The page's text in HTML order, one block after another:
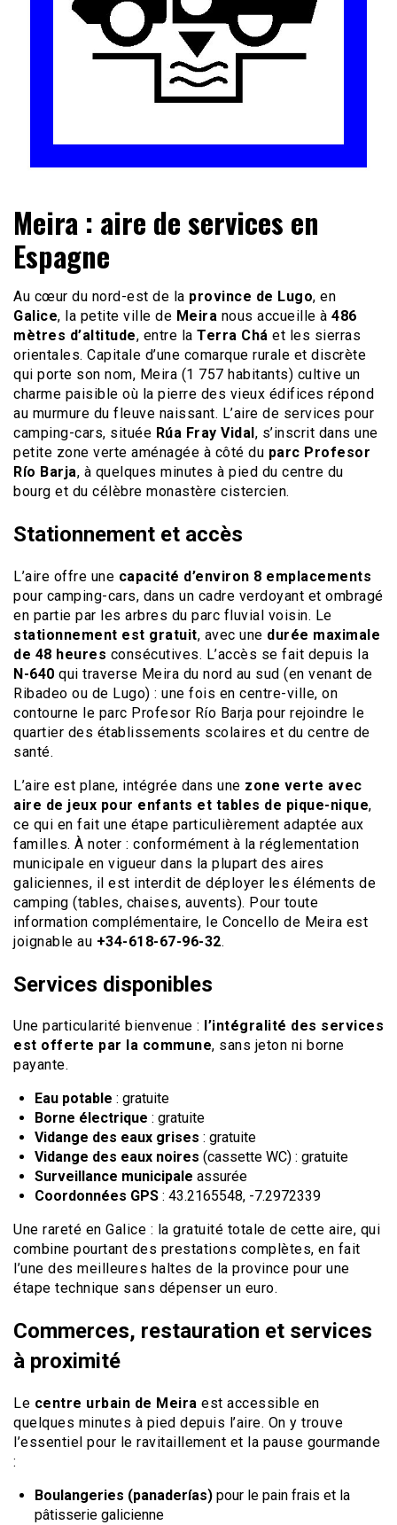
Camping-car Travel
Meira : aire de services en
Espagne
Au cœur du nord-est de la province de Lugo, en
Galice, la petite ville de Meira nous accueille à 486
mètres d’altitude, entre la Terra Chá et les sierras
orientales. Capitale d’une comarque rurale et discrète
qui porte son nom, Meira (1 757 habitants) cultive un
charme paisible où la pierre des vieux édifices répond
au murmure du fleuve naissant. L’aire de services pour
camping-cars, située Rúa Fray Vidal, s’inscrit dans une
petite zone verte aménagée à côté du parc Profesor
Río Barja, à quelques minutes à pied du centre du
bourg et du célèbre monastère cistercien.
Stationnement et accès
L’aire offre une capacité d’environ 8 emplacements
pour camping-cars, dans un cadre verdoyant et ombragé
en partie par les arbres du parc fluvial voisin. Le
stationnement est gratuit, avec une durée maximale
de 48 heures consécutives. L’accès se fait depuis la
N-640 qui traverse Meira du nord au sud (en venant de
Ribadeo ou de Lugo) : une fois en centre-ville, on
contourne le parc Profesor Río Barja pour rejoindre le
quartier des établissements scolaires et du centre de
santé.
L’aire est plane, intégrée dans une zone verte avec
aire de jeux pour enfants et tables de pique-nique,
ce qui en fait une étape particulièrement adaptée aux
familles. À noter : conformément à la réglementation
municipale en vigueur dans la plupart des aires
galiciennes, il est interdit de déployer les éléments de
camping (tables, chaises, auvents). Pour toute
information complémentaire, le Concello de Meira est
joignable au +34-618-67-96-32.
Services disponibles
Une particularité bienvenue : l’intégralité des services
est offerte par la commune, sans jeton ni borne
payante.
Eau potable : gratuite
Borne électrique : gratuite
Vidange des eaux grises : gratuite
Vidange des eaux noires (cassette WC) : gratuite
Surveillance municipale assurée
Coordonnées GPS : 43.2165548, -7.2972339
Une rareté en Galice : la gratuité totale de cette aire, qui
combine pourtant des prestations complètes, en fait
l’une des meilleures haltes de la province pour une
étape technique sans dépenser un euro.
Commerces, restauration et services
à proximité
Le centre urbain de Meira est accessible en
quelques minutes à pied depuis l’aire. On y trouve
l’essentiel pour le ravitaillement et la pause gourmande
:
Boulangeries (panaderías) pour le pain frais et la
pâtisserie galicienne